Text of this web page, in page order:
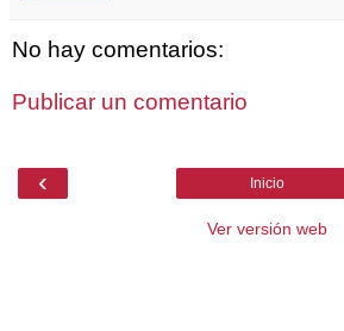
No hay comentarios:
Publicar un comentario
‹ Inicio
Ver versión web